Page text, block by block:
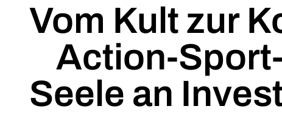
Vom Kult zur
Action-
Seele an